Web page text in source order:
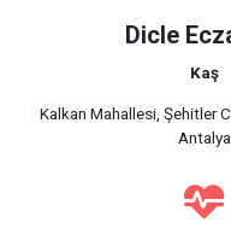
Dicle
Kaş
Kalkan Mahallesi, Şehitler
Antalya